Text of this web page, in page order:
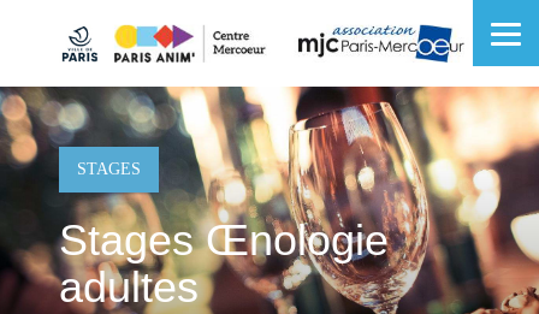
STAGES
Stages Œnologie
adultes